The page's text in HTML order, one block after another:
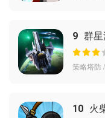
9 群星
策略塔防
10 火